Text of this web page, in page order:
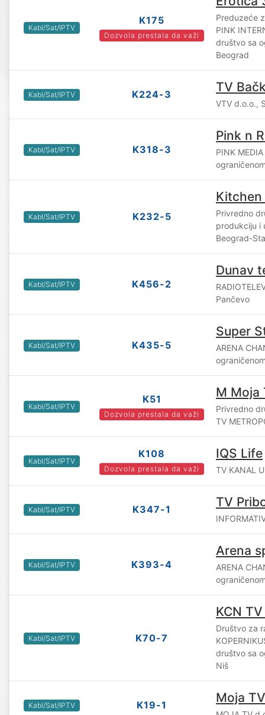
Kabl/Sat/IPTV
K175
Dozvola prestala da važi
Preduzeće
PINK
društvo sa
Beograd
Kabl/Sat/IPTV K224-3 TV
VTV d.o.o.,
Kabl/Sat/IPTV K318-3
Pink n
PINK
Kabl/Sat/IPTV K232-5
Kitchen
Privredno
produkciju i
Beograd-
Kabl/Sat/IPTV K456-2
Dunav
Pančevo
Kabl/Sat/IPTV K435-5
Super
ARENA
Kabl/Sat/IPTV
K51
Dozvola prestala da važi
M Moja
Privredno
TV
Kabl/Sat/IPTV
K108
Dozvola prestala da važi
IQS Life
TV KANAL
Kabl/Sat/IPTV K347-1 TV
Kabl/Sat/IPTV K393-4
Arena
ARENA
Kabl/Sat/IPTV K70-7
KCN
Društvo za
društvo sa
Niš
Kabl/Sat/IPTV K19-1 Moja TV